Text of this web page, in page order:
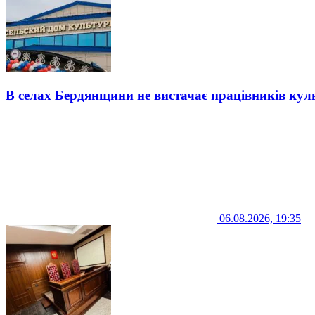
В селах Бердянщини не вистачає працівників
06.08.2026, 19:35